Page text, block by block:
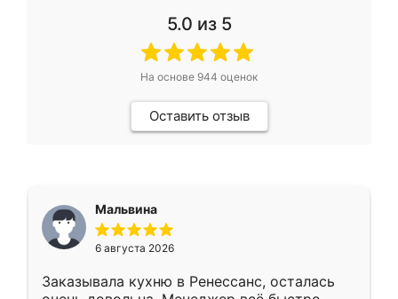
5.0 из 5
На основе 944 оценок
Оставить отзыв
Мальвина
6 августа 2026
Заказывала кухню в Ренессанс, осталась